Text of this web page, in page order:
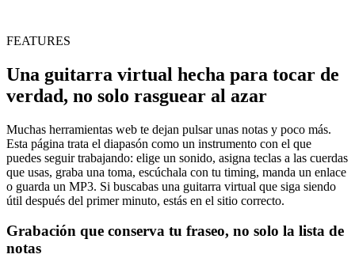
FEATURES
Una guitarra virtual hecha para tocar de
verdad, no solo rasguear al azar
Muchas herramientas web te dejan pulsar unas notas y poco más.
Esta página trata el diapasón como un instrumento con el que
puedes seguir trabajando: elige un sonido, asigna teclas a las cuerdas
que usas, graba una toma, escúchala con tu timing, manda un enlace
o guarda un MP3. Si buscabas una guitarra virtual que siga siendo
útil después del primer minuto, estás en el sitio correcto.
Grabación que conserva tu fraseo, no solo la lista de
notas